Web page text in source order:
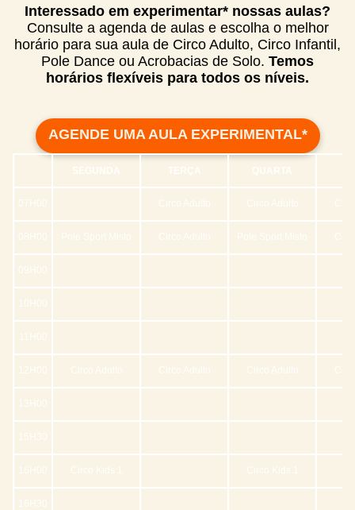
Interessado em experimentar* nossas aulas?
Consulte a agenda de aulas e escolha o melhor
horário para sua aula de Circo Adulto, Circo Infantil,
Pole Dance ou Acrobacias de Solo. Temos
horários flexíveis para todos os níveis.
AGENDE UMA AULA EXPERIMENTAL*
SEGUNDA TERÇA QUARTA
07H00 Circo Adulto Circo Adulto
08H00 Pole Sport Misto Circo Adulto Pole Sport Misto
09H00
10H00
11H00
12H00 Circo Adulto Circo Adulto Circo Adulto
13H00
15H30
16H00 Circo Kids 1 Circo Kids 1
16H30